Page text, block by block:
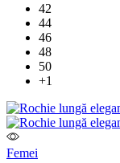
42
44
46
48
50
+1
Femei